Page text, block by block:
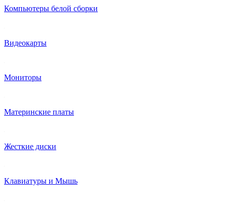
Компьютеры белой сборки
Видеокарты
Мониторы
Материнские платы
Жесткие диски
Клавиатуры и Мышь